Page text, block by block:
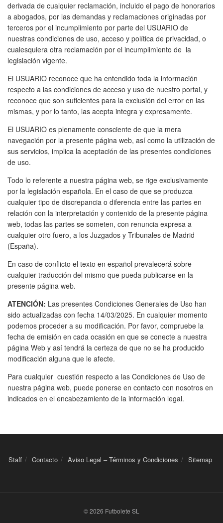
derivada de cualquier reclamación, incluido el pago de honorarios
a abogados, por las demandas y reclamaciones originadas por
terceros por el incumplimiento por parte del USUARIO de
nuestras condiciones de uso, acceso y política de privacidad, o
cualesquiera otra reclamación por el incumplimiento de la
legislación vigente.
El USUARIO reconoce que ha entendido toda la información
respecto a las condiciones de acceso y uso de nuestro portal, y
reconoce que son suficientes para la exclusión del error en las
mismas, y por lo tanto, las acepta integra y expresamente.
El USUARIO es plenamente consciente de que la mera
navegación por la presente página web, así como la utilización de
sus servicios, implica la aceptación de las presentes condiciones
de uso.
Todo lo referente a nuestra página web, se rige exclusivamente
por la legislación española. En el caso de que se produzca
cualquier tipo de discrepancia o diferencia entre las partes en
relación con la interpretación y contenido de la presente página
web, todas las partes se someten, con renuncia expresa a
cualquier otro fuero, a los Juzgados y Tribunales de Madrid
(España).
En caso de conflicto el texto en español prevalecerá sobre
cualquier traducción del mismo que pueda publicarse en la
presente página web.
ATENCIÓN: Las presentes Condiciones Generales de Uso han
sido actualizadas con fecha 14/03/2025. En cualquier momento
podemos proceder a su modificación. Por favor, compruebe la
fecha de emisión en cada ocasión en que se conecte a nuestra
página Web y así tendrá la certeza de que no se ha producido
modificación alguna que le afecte.
Para cualquier cuestión respecto a las Condiciones de Uso de
nuestra página web, puede ponerse en contacto con nosotros en
indicados en el encabezamiento de la información legal.
Staff Contacto Aviso Legal – Términos y Condiciones Sitemap
© 2026 Futbolete SL